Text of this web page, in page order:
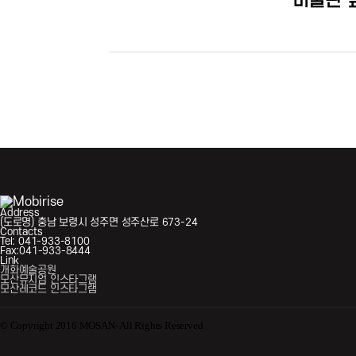
Address
(도로명) 충남 보령시 성주면 성주산로 673-24
Contacts
Tel: 041-933-8100
Fax:041-933-8444
Link
개화예술공원
모산뮤지엄 인스타그램
모산레코드 인스타그램
© Copyright 2016 MOSAN- All Rights Reserved